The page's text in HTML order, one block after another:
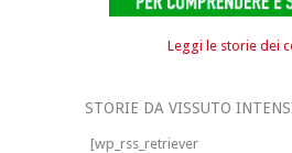
Leggi le storie dei
STORIE DA VISSUTO
[wp_rss_retriever